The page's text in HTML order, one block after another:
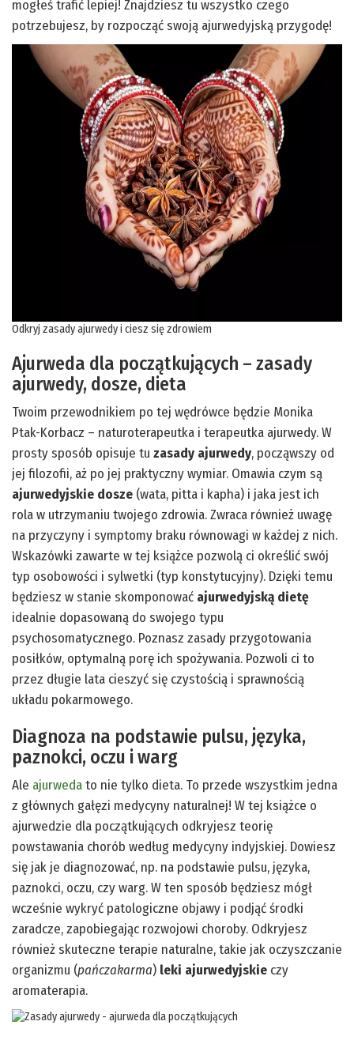
mogłeś trafić lepiej! Znajdziesz tu wszystko czego
potrzebujesz, by rozpocząć swoją ajurwedyjską przygodę!
Odkryj zasady ajurwedy i ciesz się zdrowiem
Ajurweda dla początkujących – zasady
ajurwedy, dosze, dieta
Twoim przewodnikiem po tej wędrówce będzie Monika
Ptak-Korbacz – naturoterapeutka i terapeutka ajurwedy. W
prosty sposób opisuje tu zasady ajurwedy, począwszy od
jej filozofii, aż po jej praktyczny wymiar. Omawia czym są
ajurwedyjskie dosze (wata, pitta i kapha) i jaka jest ich
rola w utrzymaniu twojego zdrowia. Zwraca również uwagę
na przyczyny i symptomy braku równowagi w każdej z nich.
Wskazówki zawarte w tej książce pozwolą ci określić swój
typ osobowości i sylwetki (typ konstytucyjny). Dzięki temu
będziesz w stanie skomponować ajurwedyjską dietę
idealnie dopasowaną do swojego typu
psychosomatycznego. Poznasz zasady przygotowania
posiłków, optymalną porę ich spożywania. Pozwoli ci to
przez długie lata cieszyć się czystością i sprawnością
układu pokarmowego.
Diagnoza na podstawie pulsu, języka,
paznokci, oczu i warg
Ale ajurwedato nie tylko dieta. To przede wszystkim jedna
z głównych gałęzi medycyny naturalnej! W tej książce o
ajurwedzie dla początkujących odkryjesz teorię
powstawania chorób według medycyny indyjskiej. Dowiesz
się jak je diagnozować, np. na podstawie pulsu, języka,
paznokci, oczu, czy warg. W ten sposób będziesz mógł
wcześnie wykryć patologiczne objawy i podjąć środki
zaradcze, zapobiegając rozwojowi choroby. Odkryjesz
również skuteczne terapie naturalne, takie jak oczyszczanie
organizmu (pańczakarma) leki ajurwedyjskie czy
aromaterapia.